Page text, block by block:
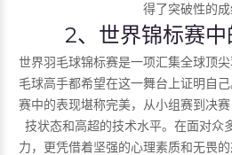
得了突破性的成
2、世界锦标赛
世界羽毛球锦标赛是一项汇集全球顶
毛球高手都希望在这一舞台上证明自
赛中的表现堪称完美，从小组赛到决
技状态和高超的技术水平。在面对众
力，更凭借着坚强的心理素质和无畏